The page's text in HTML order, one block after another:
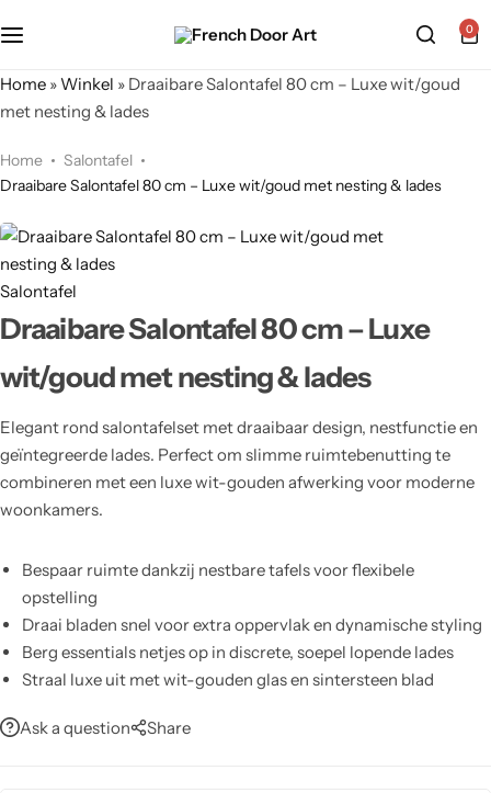
0
Home »Winkel » Draaibare Salontafel 80 cm – Luxe wit/goud
met nesting & lades
Home
Salontafel
Draaibare Salontafel 80 cm – Luxe wit/goud met nesting & lades
Salontafel
Draaibare Salontafel 80 cm – Luxe
wit/goud met nesting & lades
Elegant rond salontafelset met draaibaar design, nestfunctie en
geïntegreerde lades. Perfect om slimme ruimtebenutting te
combineren met een luxe wit-gouden afwerking voor moderne
woonkamers.
Bespaar ruimte dankzij nestbare tafels voor flexibele
opstelling
Draai bladen snel voor extra oppervlak en dynamische styling
Berg essentials netjes op in discrete, soepel lopende lades
Straal luxe uit met wit-gouden glas en sintersteen blad
Creëer direct een moderne, tijdloze sfeer in je woonkamer
Ask a question Share